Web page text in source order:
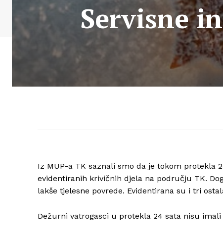
Servisne
Iz MUP-a TK saznali smo da je tokom protekla
evidentiranih krivičnih djela na području TK.
lakše tjelesne povrede. Evidentirana su i tri
Dežurni vatrogasci u protekla 24 sata nisu imali